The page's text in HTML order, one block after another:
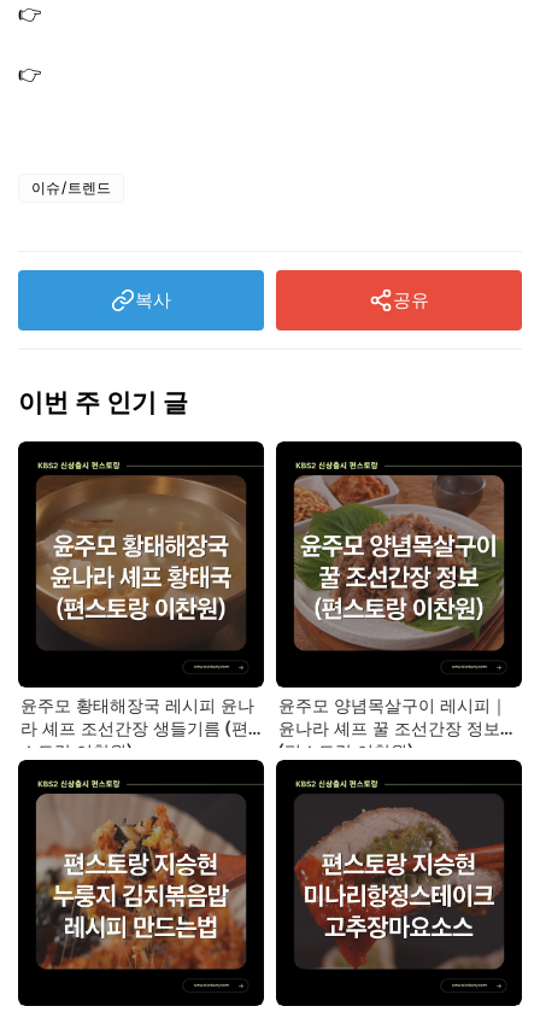
👉
👉
이슈/트렌드
복사 공유
이번 주 인기 글
윤주모 황태해장국 레시피 윤나
라 셰프 조선간장 생들기름 (편
스토랑 이찬원)
윤주모 양념목살구이 레시피｜
윤나라 셰프 꿀 조선간장 정보
(편스토랑 이찬원)